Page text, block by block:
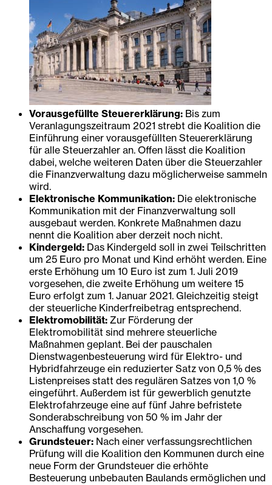
Vorausgefüllte Steuererklärung: Bis zum
Veranlagungszeitraum 2021 strebt die Koalition die
Einführung einer vorausgefüllten Steuererklärung
für alle Steuerzahler an. Offen lässt die Koalition
dabei, welche weiteren Daten über die Steuerzahler
die Finanzverwaltung dazu möglicherweise sammeln
wird.
Elektronische Kommunikation: Die elektronische
Kommunikation mit der Finanzverwaltung soll
ausgebaut werden. Konkrete Maßnahmen dazu
nennt die Koalition aber derzeit noch nicht.
Kindergeld: Das Kindergeld soll in zwei Teilschritten
um 25 Euro pro Monat und Kind erhöht werden. Eine
erste Erhöhung um 10 Euro ist zum 1. Juli 2019
vorgesehen, die zweite Erhöhung um weitere 15
Euro erfolgt zum 1. Januar 2021. Gleichzeitig steigt
der steuerliche Kinderfreibetrag entsprechend.
Elektromobilität: Zur Förderung der
Elektromobilität sind mehrere steuerliche
Maßnahmen geplant. Bei der pauschalen
Dienstwagenbesteuerung wird für Elektro- und
Hybridfahrzeuge ein reduzierter Satz von 0,5 % des
Listenpreises statt des regulären Satzes von 1,0 %
eingeführt. Außerdem ist für gewerblich genutzte
Elektrofahrzeuge eine auf fünf Jahre befristete
Sonderabschreibung von 50 % im Jahr der
Anschaffung vorgesehen.
Grundsteuer: Nach einer verfassungsrechtlichen
Prüfung will die Koalition den Kommunen durch eine
neue Form der Grundsteuer die erhöhte
Besteuerung unbebauten Baulands ermöglichen und